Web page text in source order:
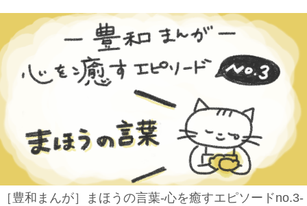
［豊和まんが］まほうの言葉-心を癒すエピソードno.3-